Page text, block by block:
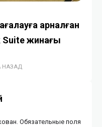
арналған
Suite жинағы
НАЗАД
Обязательные поля